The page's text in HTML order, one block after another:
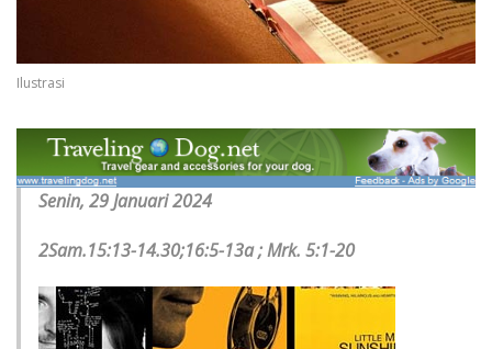
Ilustrasi
Senin, 29 Januari 2024
2Sam.15:13-14.30;16:5-13a ; Mrk. 5:1-20